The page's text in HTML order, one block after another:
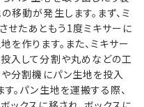
移動が発生します。まず、ミ
せたあともう1度ミキサーに
作ります。また、ミキサー
入して分割や丸めなどの工
や分割機にパン生地を投入
。パン生地を運搬する際、